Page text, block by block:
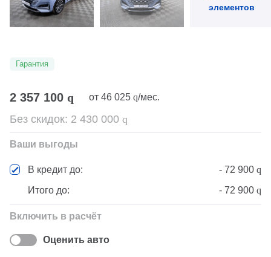
элементов
Гарантия
2 357 100 q от 46 025 q/мес.
Без скидок: 2 430 000 q
Ваши выгоды
В кредит до: - 72 900 q
Итого до: - 72 900 q
Включить в расчёт
Оценить авто